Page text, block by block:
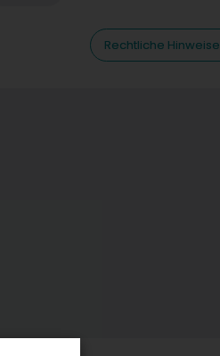
Rechtliche Hinweise